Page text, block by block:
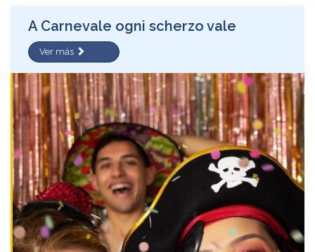
A Carnevale ogni scherzo vale
Ver más